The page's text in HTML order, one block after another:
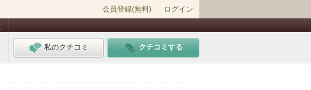
会員登録(無料) ログイン
私のクチコミ クチコミする